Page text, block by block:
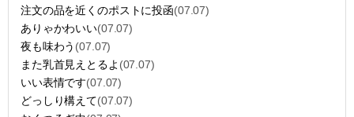
注文の品を近くのポストに投函(07.07)
ありゃかわいい(07.07)
夜も味わう (07.07)
また乳首見えとるよ (07.07)
いい表情です(07.07)
どっしり構えて(07.07)